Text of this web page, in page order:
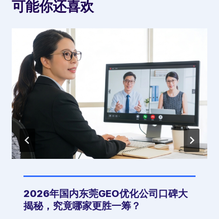
可能你还喜欢
2026年国内东莞GEO优化公司口碑大
揭秘，究竟哪家更胜一筹？